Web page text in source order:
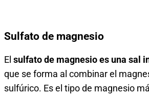
Sulfato de magnesio
El sulfato de magnesio es una sal
que se forma al combinar el
sulfúrico. Es el tipo de magnesio